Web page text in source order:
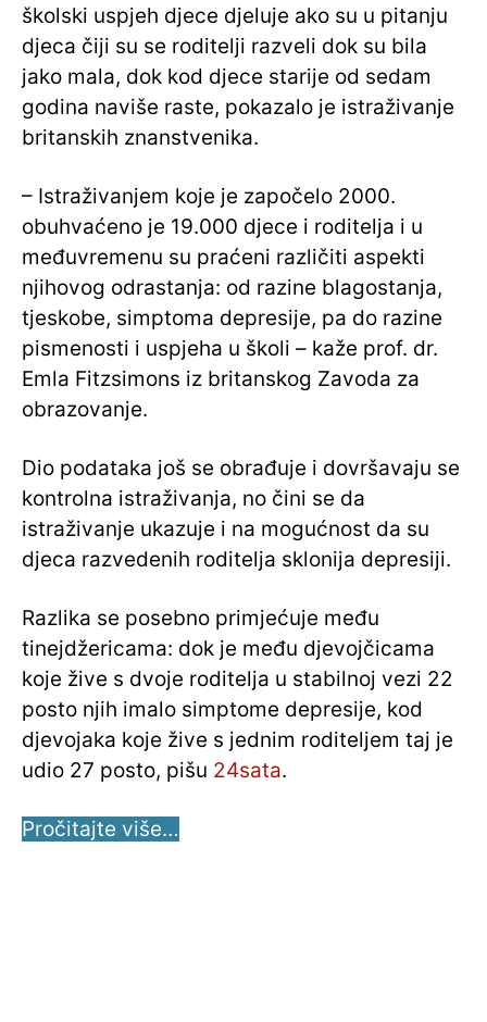
školski uspjeh djece djeluje ako su u pitanju
djeca čiji su se roditelji razveli dok su bila
jako mala, dok kod djece starije od sedam
godina naviše raste, pokazalo je istraživanje
britanskih znanstvenika.
– Istraživanjem koje je započelo 2000.
obuhvaćeno je 19.000 djece i roditelja i u
međuvremenu su praćeni različiti aspekti
njihovog odrastanja: od razine blagostanja,
tjeskobe, simptoma depresije, pa do razine
pismenosti i uspjeha u školi – kaže prof. dr.
Emla Fitzsimons iz britanskog Zavoda za
obrazovanje.
Dio podataka još se obrađuje i dovršavaju se
kontrolna istraživanja, no čini se da
istraživanje ukazuje i na mogućnost da su
djeca razvedenih roditelja sklonija depresiji.
Razlika se posebno primjećuje među
tinejdžericama: dok je među djevojčicama
koje žive s dvoje roditelja u stabilnoj vezi 22
posto njih imalo simptome depresije, kod
djevojaka koje žive s jednim roditeljem taj je
udio 27 posto, pišu 24sata.
Pročitajte više…